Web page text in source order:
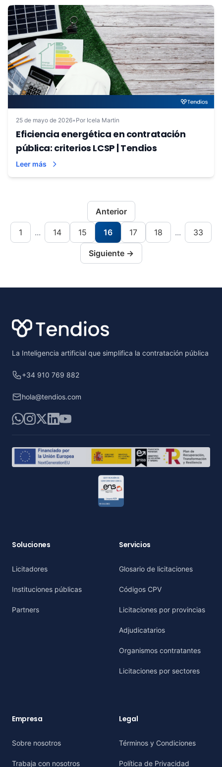
25 de mayo de 2026• Por Icela Martin
Eficiencia energética en contratación
pública: criterios LCSP | Tendios
Leer más
Anterior
1 ... 14 15 16 17 18 ... 33
Siguiente →
La Inteligencia artificial que simplifica la contratación pública
+34 910 769 882
hola@tendios.com
WhatsApp
Instagram
X LinkedIn
YouTube
Soluciones
Licitadores
Instituciones públicas
Partners
Servicios
Glosario de licitaciones
Códigos CPV
Licitaciones por provincias
Adjudicatarios
Organismos contratantes
Licitaciones por sectores
Empresa
Sobre nosotros
Trabaja con nosotros
Legal
Términos y Condiciones
Política de Privacidad